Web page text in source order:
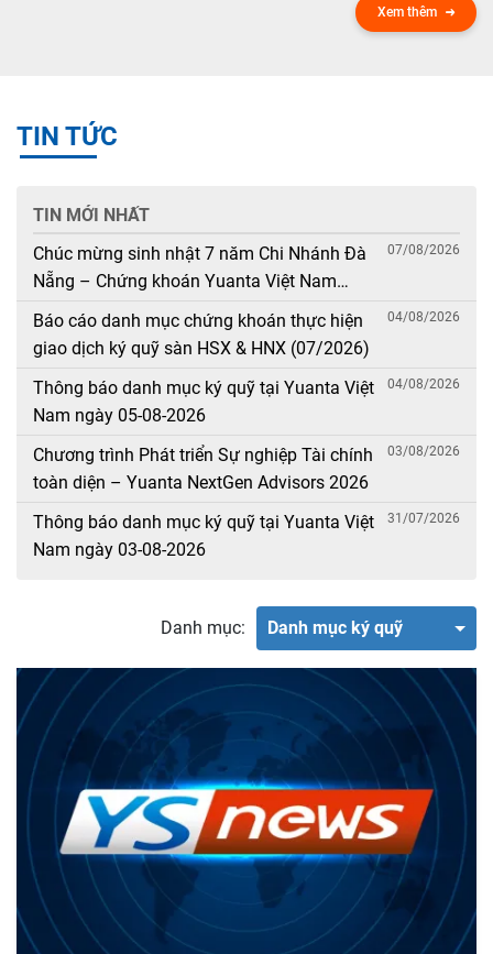
Xem thêm
TIN TỨC
TIN MỚI NHẤT
Chúc mừng sinh nhật 7 năm Chi Nhánh Đà
Nẵng – Chứng khoán Yuanta Việt Nam
(08/08/2019 – 08/08/2026)
07/08/2026
Báo cáo danh mục chứng khoán thực hiện
giao dịch ký quỹ sàn HSX & HNX (07/2026)
04/08/2026
Thông báo danh mục ký quỹ tại Yuanta Việt
Nam ngày 05-08-2026
04/08/2026
Chương trình Phát triển Sự nghiệp Tài chính
toàn diện – Yuanta NextGen Advisors 2026
03/08/2026
Thông báo danh mục ký quỹ tại Yuanta Việt
Nam ngày 03-08-2026
31/07/2026
Danh mục: Danh mục ký quỹ